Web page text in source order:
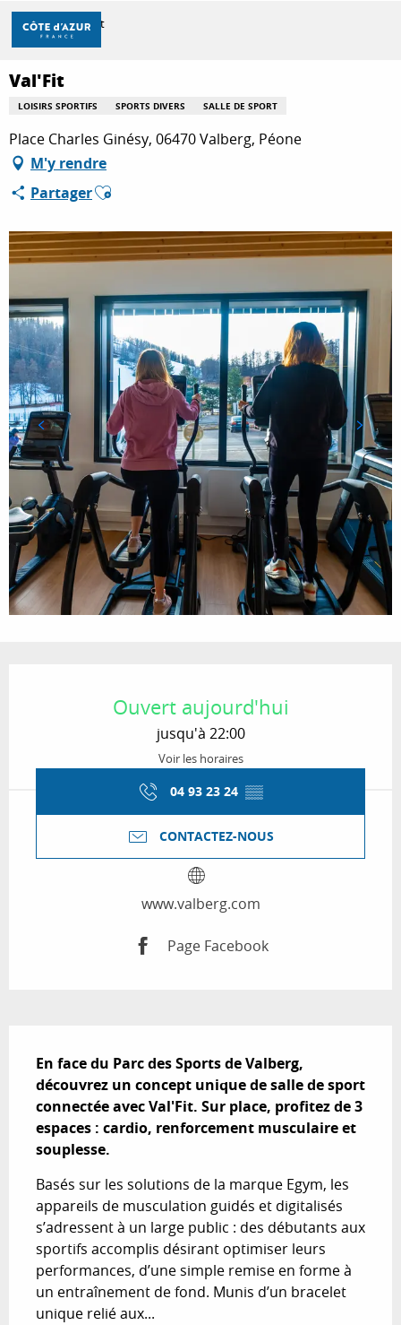
Aller
contenu
principal
DÉCOUVRIR
À FAIRE
SÉJOURNER
Accueil Val'Fit
Val'Fit
LOISIRS SPORTIFS SPORTS DIVERS SALLE DE SPORT
Place Charles Ginésy, 06470 Valberg, Péone
M'y rendre
PartagerAjouter aux favoris
Ouvert aujourd'hui
jusqu'à 22:00
Voir les horaires
04 93 23 24 ▒▒
CONTACTEZ-NOUS
www.valberg.com
Page Facebook
En face du Parc des Sports de Valberg,
découvrez un concept unique de salle de sport
connectée avec Val'Fit. Sur place, profitez de 3
espaces : cardio, renforcement musculaire et
souplesse.
Basés sur les solutions de la marque Egym, les
appareils de musculation guidés et digitalisés
s’adressent à un large public : des débutants aux
sportifs accomplis désirant optimiser leurs
performances, d’une simple remise en forme à
un entraînement de fond. Munis d’un bracelet
unique relié aux...